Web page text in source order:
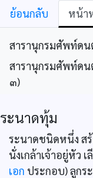
ย้อนกลับ หน้า
สารานุกรมศัพท์ดน
สารานุกรมศัพท์ดน
๓)
ระนาดทุ้ม
ระนาดชนิดหนึ่ง ส
นั่งเกล้าเจ้าอยู่หัว
เอก ประกอบ) ลูกร